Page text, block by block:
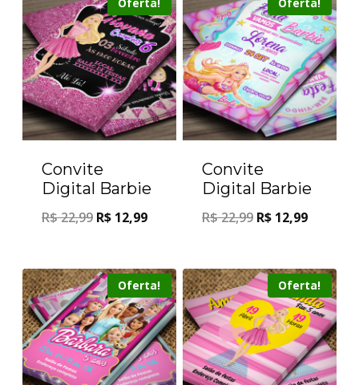
Convite
Digital Barbie
R$22,99 R$ 12,99
Convite
Digital Barbie
R$22,99 R$ 12,99
Oferta! Oferta!